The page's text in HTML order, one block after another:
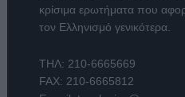
κρίσιμα ερωτήματα που
τον Ελληνισμό γενικότερα.
ΤΗΛ: 210-6665669
FAX: 210-6665812